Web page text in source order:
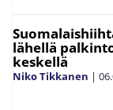
lähellä
keskellä
Niko Tikkanen |